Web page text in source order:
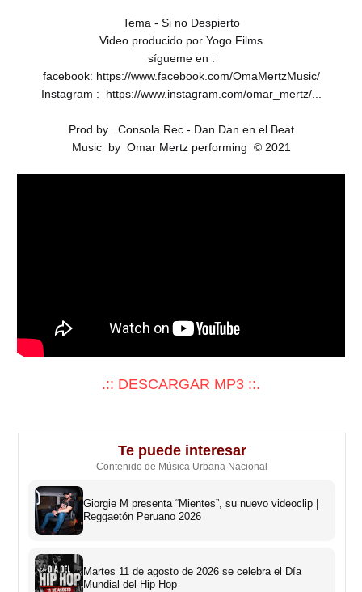
Tema - Si no Despierto
Video producido por Yogo Films
sígueme en :
facebook: https://www.facebook.com/OmaMertzMusic/
Instagram : https://www.instagram.com/omar_mertz/...
Prod by . Consola Rec - Dan Dan en el Beat
Music by Omar Mertz performing © 2021
.:: DESCARGAR MP3 ::.
Te puede interesar
Contenido de Música Urbana Nacional
Giorgie M presenta “Mientes”, su nuevo videoclip |
Reggaetón Peruano 2026
Martes 11 de agosto de 2026 se celebra el Día
Mundial del Hip Hop